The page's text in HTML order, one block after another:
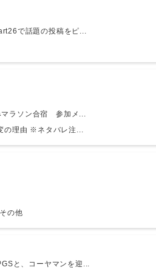
で話題の投稿をピ...
マラソン合宿 参加メ...
の理由 ※ネタバレ注...
の他
と、コーヤマンを迎...